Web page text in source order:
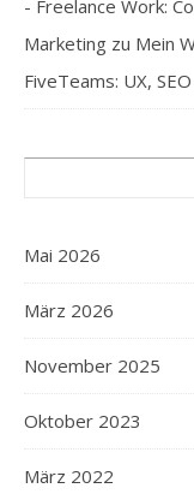
- Freelance Work:
Marketing zu Mein
FiveTeams: UX,
Mai 2026
März 2026
November 2025
Oktober 2023
März 2022